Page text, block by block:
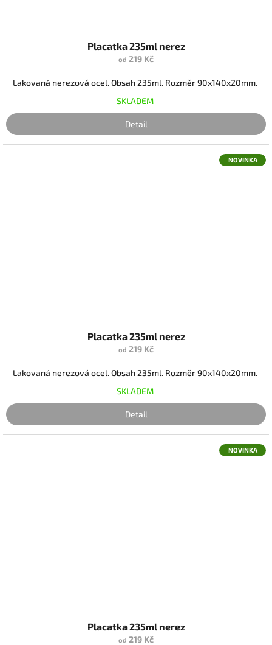
Placatka 235ml nerez
od 219 Kč
Lakovaná nerezová ocel. Obsah 235ml. Rozměr 90x140x20mm.
SKLADEM
Detail
NOVINKA
Placatka 235ml nerez
od 219 Kč
Lakovaná nerezová ocel. Obsah 235ml. Rozměr 90x140x20mm.
SKLADEM
Detail
NOVINKA
Placatka 235ml nerez
od 219 Kč